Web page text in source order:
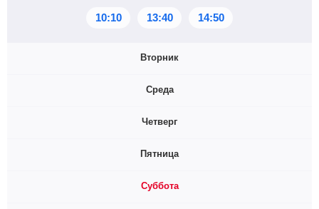
10:10 13:40 14:50
Вторник
Среда
Четверг
Пятница
Суббота